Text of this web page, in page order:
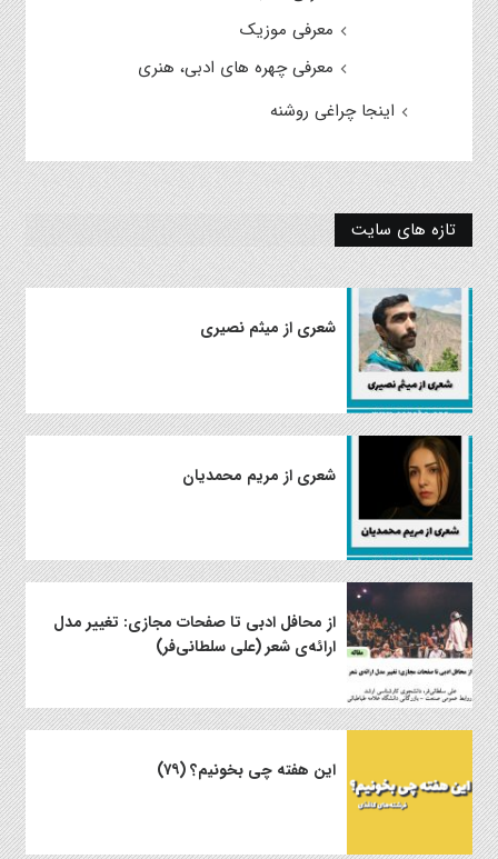
معرفی موزیک
معرفی چهره های ادبی، هنری
اینجا چراغی روشنه
تازه های سایت
شعری از میثم نصیری
شعری از مریم محمدیان
از محافل ادبی تا صفحات مجازی: تغییر مدل
ارائه‌ی شعر (علی سلطانی‌فر)
این هفته چی بخونیم؟ (۷۹)